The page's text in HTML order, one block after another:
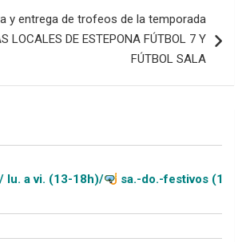
y entrega de trofeos de la temporada
LOCALES DE ESTEPONA FÚTBOL 7 Y
FÚTBOL SALA
18h)/ sa.-do.-festivos (11-20h)